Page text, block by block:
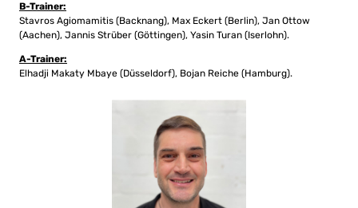
B-Trainer:
Stavros Agiomamitis (Backnang), Max Eckert (Berlin), Jan Ottow
(Aachen), Jannis Strüber (Göttingen), Yasin Turan (Iserlohn).
A-Trainer:
Elhadji Makaty Mbaye (Düsseldorf), Bojan Reiche (Hamburg).